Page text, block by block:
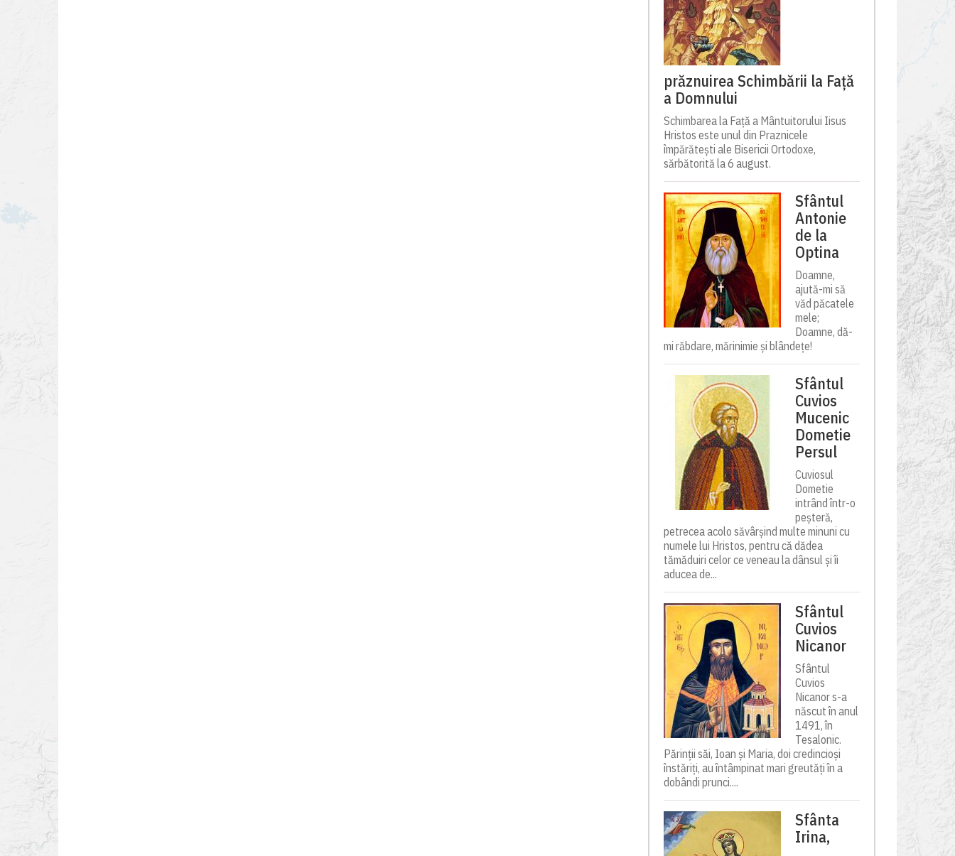
prăznuirea Schimbării la Față
a Domnului
Schimbarea la Față a Mântuitorului Iisus
Hristos este unul din Praznicele
împărătești ale Bisericii Ortodoxe,
sărbătorită la 6 august.
Sfântul
Antonie
de la
Optina
Doamne,
ajută-mi să
văd păcatele
mele;
Doamne, dă-
mi răbdare, mărinimie şi blândeţe!
Sfântul
Cuvios
Mucenic
Dometie
Persul
Cuviosul
Dometie
intrând într-o
peșteră,
petrecea acolo săvârșind multe minuni cu
numele lui Hristos, pentru că dădea
tămăduiri celor ce veneau la dânsul și îi
aducea de...
Sfântul
Cuvios
Nicanor
Sfântul
Cuvios
Nicanor s-a
născut în anul
1491, în
Tesalonic.
Părinții săi, Ioan și Maria, doi credincioși
înstăriți, au întâmpinat mari greutăți în a
dobândi prunci....
Sfânta
Irina,